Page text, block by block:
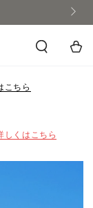
カ
ー
こちら
しくはこちら